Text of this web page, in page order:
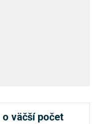
väčší počet